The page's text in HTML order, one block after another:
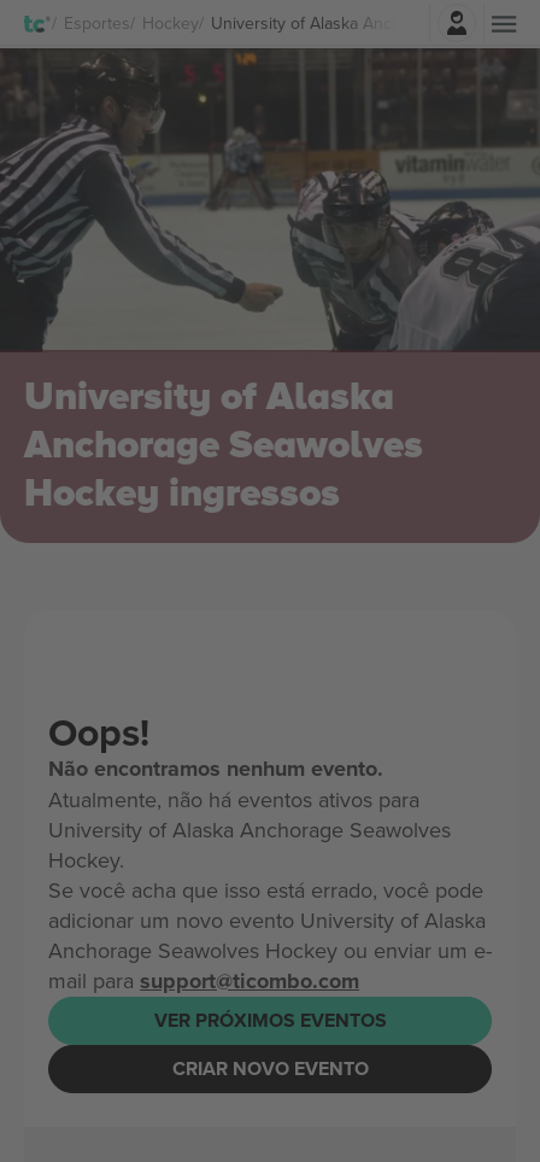
Esportes Hockey University of Alaska Anchorage Seawolves
Entrar
University of Alaska
Anchorage Seawolves
Hockey ingressos
Oops!
Não encontramos nenhum evento.
Atualmente, não há eventos ativos para
University of Alaska Anchorage Seawolves
Hockey.
Se você acha que isso está errado, você pode
adicionar um novo evento University of Alaska
Anchorage Seawolves Hockey ou enviar um e-
mail para support@ticombo.com
VER PRÓXIMOS EVENTOS
CRIAR NOVO EVENTO